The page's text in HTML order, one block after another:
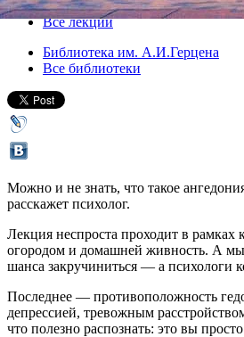
Все лекции
Библиотека им. А.И.Герцена
Все библиотеки
Можно и не знать, что такое
расскажет психолог.
Лекция неспроста проходит в
огородом и домашней живность. А
шанса закручиниться — а психологи
Последнее — противоположность
депрессией, тревожным
что полезно распознать: это вы